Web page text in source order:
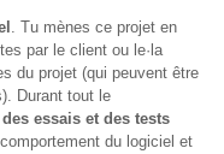
. Tu mènes ce projet en
par le client ou le·la
du projet (qui peuvent être
Durant tout le
des es­sais et des tests
du logiciel et